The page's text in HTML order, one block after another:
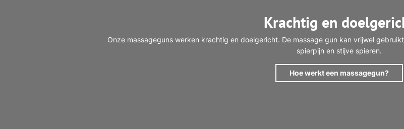
Krachtig en
Onze massageguns werken krachtig en doelgericht. De massage gun kan vrijwel
spierpijn en stijve spieren.
Hoe werkt een massagegun?